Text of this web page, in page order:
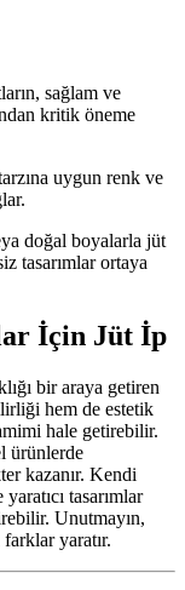
sağlam ve
kritik öneme
uygun renk ve
doğal boyalarla jüt
tasarımlar ortaya
İçin Jüt İp
bir araya getiren
hem de estetik
hale getirebilir.
ürünlerde
kazanır. Kendi
tasarımlar
Unutmayın,
yaratır.